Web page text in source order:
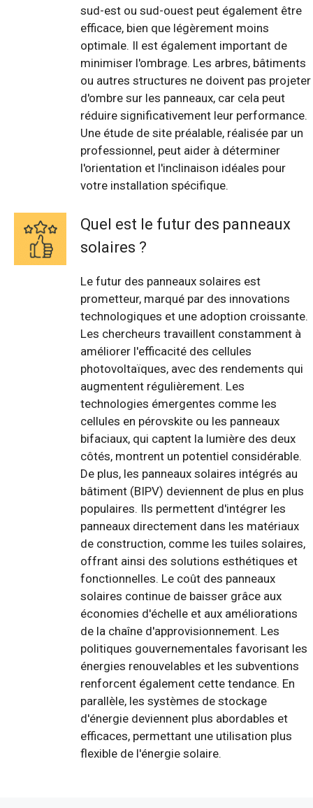
sud-est ou sud-ouest peut également être
efficace, bien que légèrement moins
optimale. Il est également important de
minimiser l'ombrage. Les arbres, bâtiments
ou autres structures ne doivent pas projeter
d'ombre sur les panneaux, car cela peut
réduire significativement leur performance.
Une étude de site préalable, réalisée par un
professionnel, peut aider à déterminer
l'orientation et l'inclinaison idéales pour
votre installation spécifique.
Quel est le futur des panneaux
solaires ?
Le futur des panneaux solaires est
prometteur, marqué par des innovations
technologiques et une adoption croissante.
Les chercheurs travaillent constamment à
améliorer l'efficacité des cellules
photovoltaïques, avec des rendements qui
augmentent régulièrement. Les
technologies émergentes comme les
cellules en pérovskite ou les panneaux
bifaciaux, qui captent la lumière des deux
côtés, montrent un potentiel considérable.
De plus, les panneaux solaires intégrés au
bâtiment (BIPV) deviennent de plus en plus
populaires. Ils permettent d'intégrer les
panneaux directement dans les matériaux
de construction, comme les tuiles solaires,
offrant ainsi des solutions esthétiques et
fonctionnelles. Le coût des panneaux
solaires continue de baisser grâce aux
économies d'échelle et aux améliorations
de la chaîne d'approvisionnement. Les
politiques gouvernementales favorisant les
énergies renouvelables et les subventions
renforcent également cette tendance. En
parallèle, les systèmes de stockage
d'énergie deviennent plus abordables et
efficaces, permettant une utilisation plus
flexible de l'énergie solaire.